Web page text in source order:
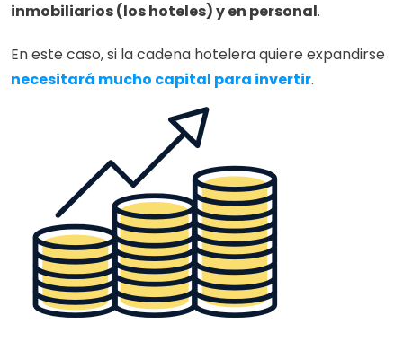
inmobiliarios (los hoteles) y en personal.
necesitará mucho capital para invertir.